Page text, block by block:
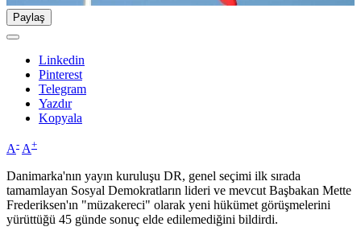
Paylaş
Linkedin
Pinterest
Telegram
Yazdır
Kopyala
A- A+
Danimarka'nın yayın kuruluşu DR, genel seçimi ilk sırada
tamamlayan Sosyal Demokratların lideri ve mevcut Başbakan Mette
Frederiksen'ın "müzakereci" olarak yeni hükümet görüşmelerini
yürüttüğü 45 günde sonuç elde edilemediğini bildirdi.